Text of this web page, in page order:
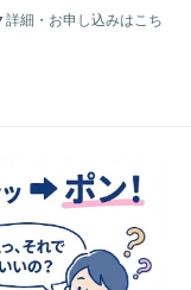
細・お申し込みはこち